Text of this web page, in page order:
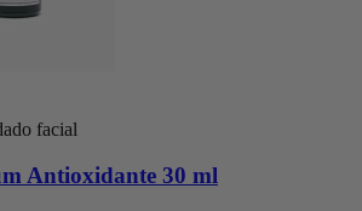
facial
Antioxidante 30 ml